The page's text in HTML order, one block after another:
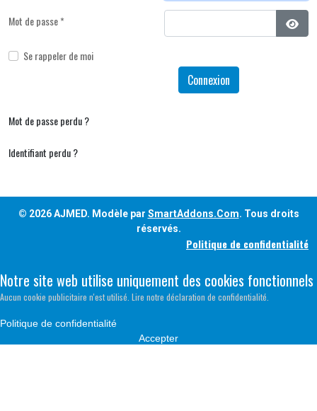
Mot de passe*
Se rappeler de moi
Connexion
Mot de passe perdu ?
Identifiant perdu ?
© 2026 AJMED. Modèle par SmartAddons.Com. Tous droits
réservés.
Politique de confidentialité
Notre site web utilise uniquement des cookies fonctionnels
Aucun cookie publicitaire n'est utilisé. Lire notre déclaration de confidentialité.
Politique de confidentialité
Accepter